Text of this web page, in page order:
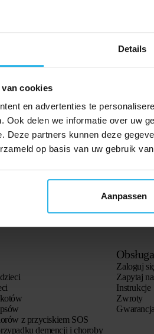
Details
cookies
en advertenties te
Ook delen we informatie over uw
Deze partners kunnen deze
op basis van uw gebruik
Aanpassen
GPS?
dostępnych jest wiele
odnaleźć zagubione lub
popularne urządzenia to Apple
z przyciskiem SOS
demencji i choroby
Zaloguj
Zapytaj
Instrukcje
Zwroty